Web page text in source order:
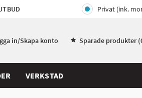
Privat (ink.
in/Skapa konto Sparade produkter (
VERKSTAD